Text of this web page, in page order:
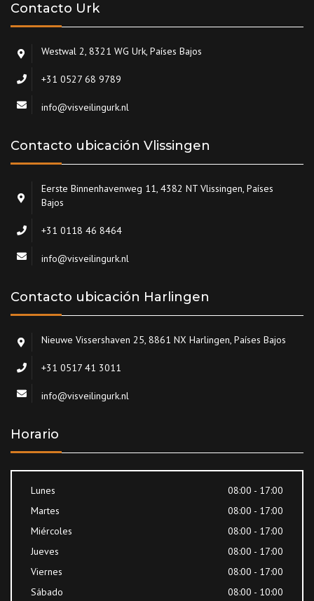
Contacto Urk
Westwal 2, 8321 WG Urk, Países Bajos
+31 0527 68 9789
info@visveilingurk.nl
Contacto ubicación Vlissingen
Eerste Binnenhavenweg 11, 4382 NT Vlissingen, Países
Bajos
+31 0118 46 8464
info@visveilingurk.nl
Contacto ubicación Harlingen
Nieuwe Vissershaven 25, 8861 NX Harlingen, Países Bajos
+31 0517 41 3011
info@visveilingurk.nl
Horario
Lunes
08:00 - 17:00
Martes
08:00 - 17:00
Miércoles
08:00 - 17:00
Jueves
08:00 - 17:00
Viernes
08:00 - 17:00
Sábado
08:00 - 10:00